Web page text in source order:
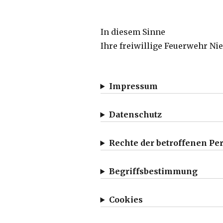
In diesem Sinne
Ihre freiwillige Feuerwehr
Impressum
Datenschutz
Rechte der betroffenen
Begriffsbestimmung
Cookies